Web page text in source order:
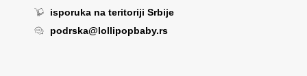
isporuka na teritoriji Srbije
podrska@lollipopbaby.rs